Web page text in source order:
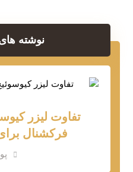
نوشته
فرکشنال